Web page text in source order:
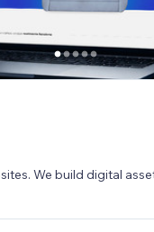
We build digital